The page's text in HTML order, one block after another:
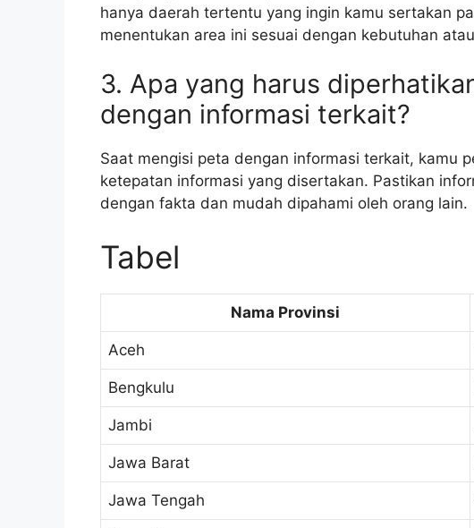
hanya daerah tertentu yang ingin kamu sertakan
menentukan area ini sesuai dengan kebutuhan
3. Apa yang harus
dengan informasi terkait?
Saat mengisi peta dengan informasi terkait, kamu
ketepatan informasi yang disertakan. Pastikan
dengan fakta dan mudah dipahami oleh orang lain.
Tabel
Nama Provinsi
Aceh
Bengkulu
Jambi
Jawa Barat
Jawa Tengah